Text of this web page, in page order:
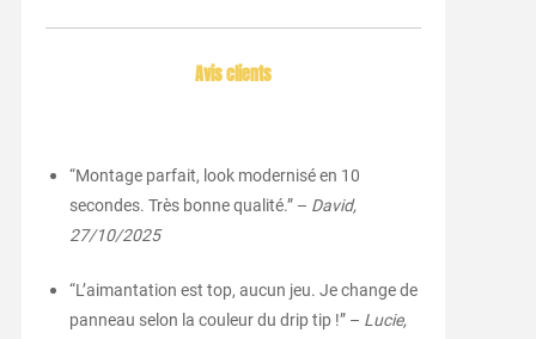
Avis clients
“Montage parfait, look modernisé en 10
secondes. Très bonne qualité.” – David,
27/10/2025
“L’aimantation est top, aucun jeu. Je change de
panneau selon la couleur du drip tip !” – Lucie,